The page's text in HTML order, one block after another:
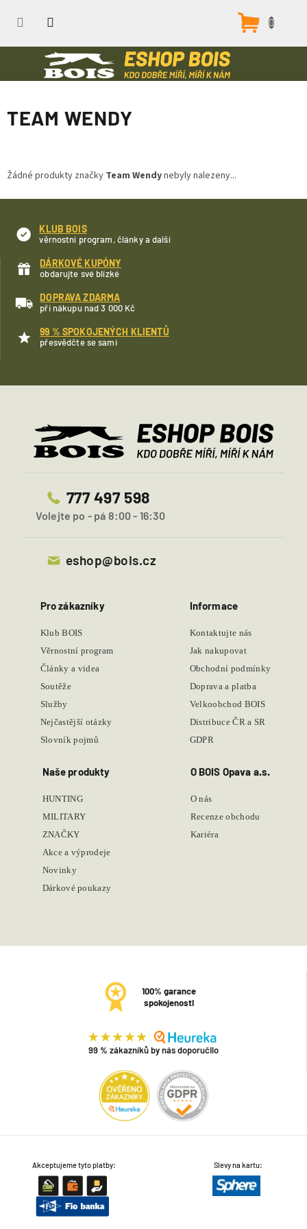
TEAM WENDY
Žádné produkty značky Team Wendynebyly nalezeny...
KLUB BOIS
věrnostní program, články a další
DÁRKOVÉ KUPÓNY
obdarujte své blízké
DOPRAVA ZDARMA
při nákupu nad 3 000 Kč
99 % SPOKOJENÝCH KLIENTŮ
přesvědčte se sami
777 497 598
Volejte po - pá 8:00 - 16:30
eshop@bois.cz
Pro zákazníky
Klub BOIS
Věrnostní program
Články a videa
Soutěže
Služby
Nejčastější otázky
Slovník pojmů
Informace
Kontaktujte nás
Jak nakupovat
Obchodní podmínky
Doprava a platba
Velkoobchod BOIS
Distribuce ČR a SR
GDPR
Naše produkty
HUNTING
MILITARY
ZNAČKY
Akce a výprodeje
Novinky
Dárkové poukazy
O BOIS Opava a.s.
O nás
Recenze obchodu
Kariéra
100% garance
spokojenosti
99 % zákazníků by nás doporučilo
Akceptujeme tyto platby: Slevy na kartu: